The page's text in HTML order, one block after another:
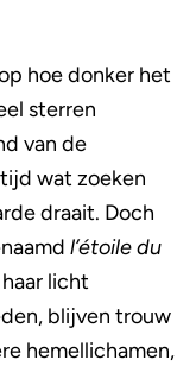
hoe donker het
sterren
van de
wat zoeken
draait. Doch
l’étoile du
licht
blijven trouw
hemellichamen,